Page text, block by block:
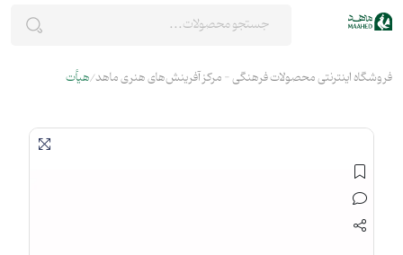
فروشگاه اینترنتی محصولات فرهنگی - مرکز آفرینش‌های هنری ماهد هیأت